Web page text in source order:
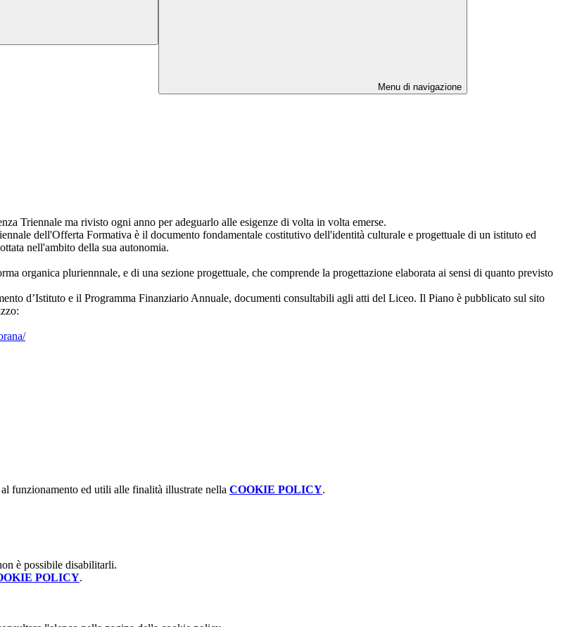
Menu di navigazione
Triennale ma rivisto ogni anno per adeguarlo alle esigenze di volta in volta emerse.
dell'Offerta Formativa è il documento fondamentale costitutivo dell'identità culturale e progettuale di un istituto ed
nell'ambito della sua autonomia.
organica pluriennnale, e di una sezione progettuale, che comprende la progettazione elaborata ai sensi di quanto previsto
d’Istituto e il Programma Finanziario Annuale, documenti consultabili agli atti del Liceo. Il Piano è pubblicato sul sito
funzionamento ed utili alle finalità illustrate nella COOKIE POLICY.
è possibile disabilitarli.
POLICY.